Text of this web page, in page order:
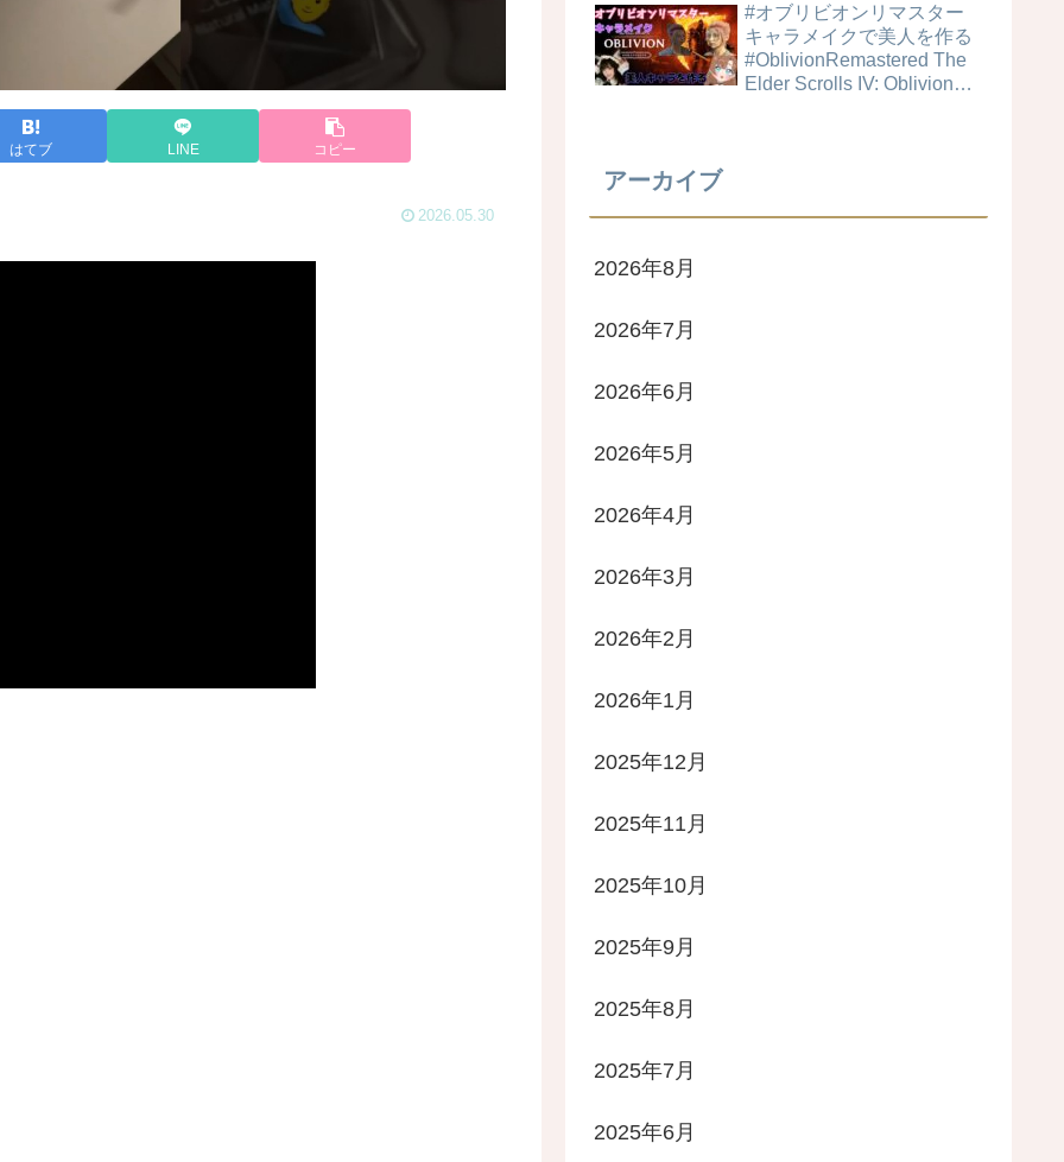
はてブ LINE コピー
2026.05.30
過検証！ ブライトニングス
キンケアパウダー 4MSK 美
白ケア
#オブリビオンリマスター
キャラメイクで美人を作る
#OblivionRemastered The
Elder Scrolls IV: Oblivion
アーカイブ
2026年8月
2026年7月
2026年6月
2026年5月
2026年4月
2026年3月
2026年2月
2026年1月
2025年12月
2025年11月
2025年10月
2025年9月
2025年8月
2025年7月
2025年6月